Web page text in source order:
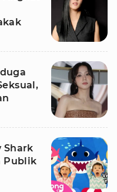
Shark
Publik